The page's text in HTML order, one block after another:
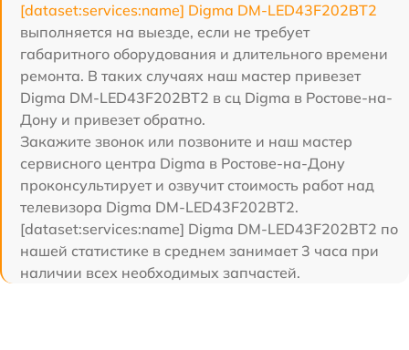
[dataset:services:name] Digma DM-LED43F202BT2
выполняется на выезде, если не требует
габаритного оборудования и длительного времени
ремонта. В таких случаях наш мастер привезет
Digma DM-LED43F202BT2 в сц Digma в Ростове-на-
Дону и привезет обратно.
Закажите звонок или позвоните и наш мастер
сервисного центра Digma в Ростове-на-Дону
проконсультирует и озвучит стоимость работ над
телевизора Digma DM-LED43F202BT2.
[dataset:services:name] Digma DM-LED43F202BT2 по
нашей статистике в среднем занимает 3 часа при
наличии всех необходимых запчастей.